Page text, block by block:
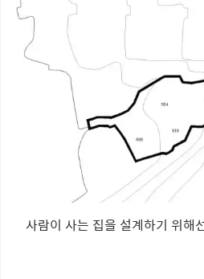
사람이 사는 집을 설계하기 위해